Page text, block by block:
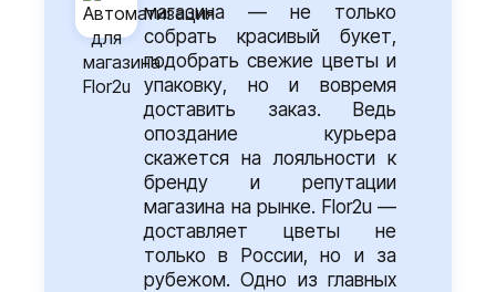
магазина — не только
собрать красивый букет,
подобрать свежие цветы и
упаковку, но и вовремя
доставить заказ. Ведь
опоздание курьера
скажется на лояльности к
бренду и репутации
магазина на рынке. Flor2u —
доставляет цветы не
только в России, но и за
рубежом. Одно из главных